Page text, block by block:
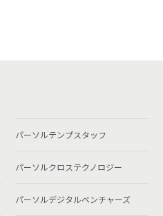
パーソルテンプスタッフ
パーソルクロステクノロジー
パーソルデジタルベンチャーズ